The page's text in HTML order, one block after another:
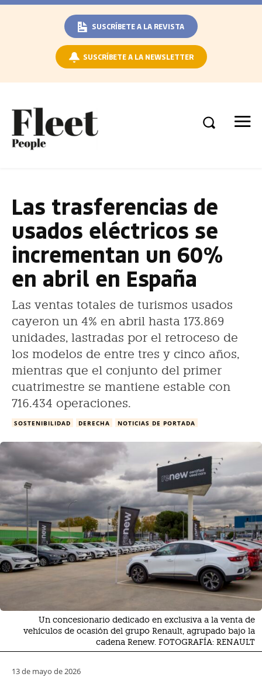
SUSCRÍBETE A LA REVISTA
SUSCRÍBETE A LA NEWSLETTER
Las trasferencias de
usados eléctricos se
incrementan un 60%
en abril en España
Las ventas totales de turismos usados
cayeron un 4% en abril hasta 173.869
unidades, lastradas por el retroceso de
los modelos de entre tres y cinco años,
mientras que el conjunto del primer
cuatrimestre se mantiene estable con
716.434 operaciones.
SOSTENIBILIDAD DERECHA NOTICIAS DE PORTADA
Un concesionario dedicado en exclusiva a la venta de
vehículos de ocasión del grupo Renault, agrupado bajo la
cadena Renew. FOTOGRAFÍA: RENAULT
13 de mayo de 2026